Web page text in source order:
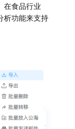
在食品行业
析功能来支持